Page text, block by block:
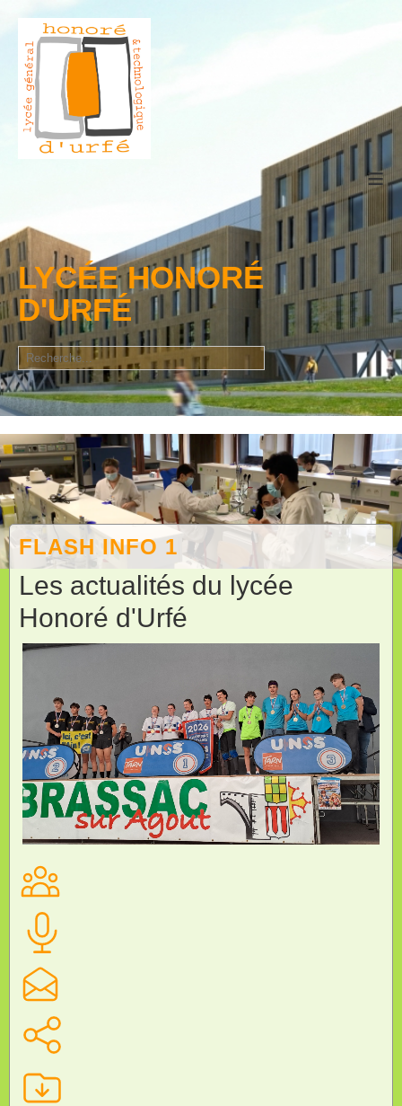
≡
LYCÉE HONORÉ
D'URFÉ
FLASH INFO 1
Les actualités du lycée
Honoré d'Urfé